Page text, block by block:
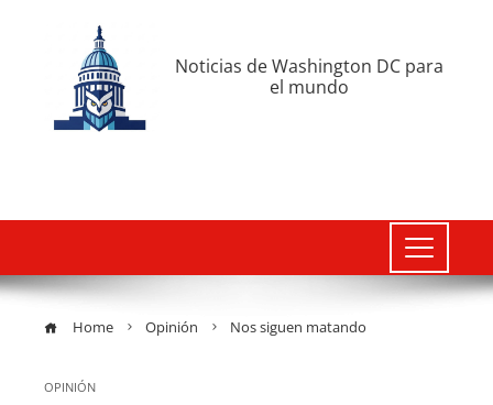
Noticias de Washington DC para
el mundo
Home Opinión Nos siguen matando
OPINIÓN